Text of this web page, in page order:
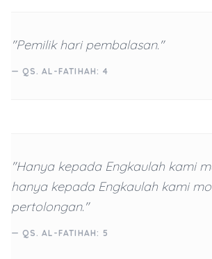
"Pemilik hari pembalasan."
— QS. AL-FATIHAH: 4
"Hanya kepada Engkaulah kami
hanya kepada Engkaulah kami
pertolongan."
— QS. AL-FATIHAH: 5